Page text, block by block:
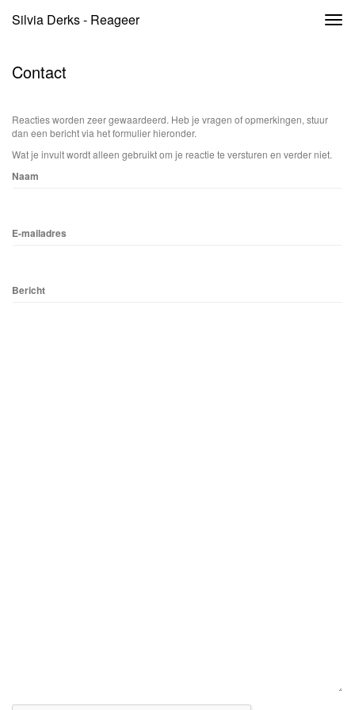
Silvia Derks - Reageer
Contact
Reacties worden zeer gewaardeerd. Heb je vragen of opmerkingen, stuur
dan een bericht via het formulier hieronder.
Wat je invult wordt alleen gebruikt om je reactie te versturen en verder niet.
Naam
E-mailadres
Bericht